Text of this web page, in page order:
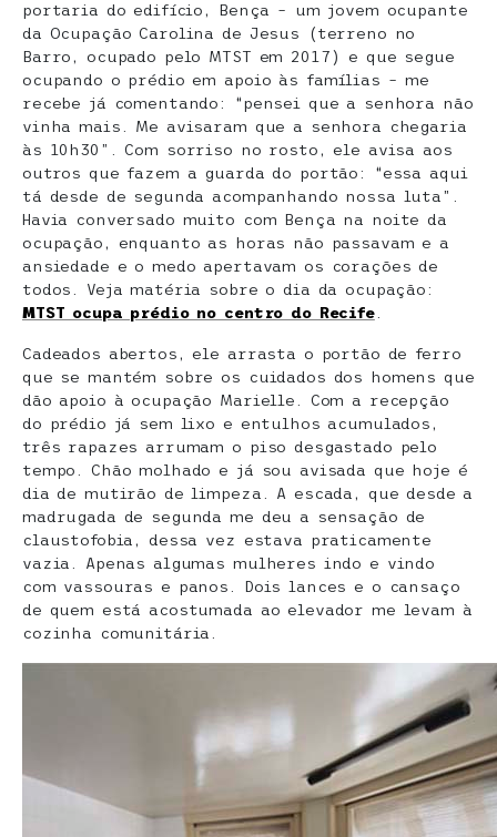
portaria do edifício, Bença – um jovem ocupante
da Ocupação Carolina de Jesus (terreno no
Barro, ocupado pelo MTST em 2017) e que segue
ocupando o prédio em apoio às famílias – me
recebe já comentando: “pensei que a senhora não
vinha mais. Me avisaram que a senhora chegaria
às 10h30”. Com sorriso no rosto, ele avisa aos
outros que fazem a guarda do portão: “essa aqui
tá desde de segunda acompanhando nossa luta”.
Havia conversado muito com Bença na noite da
ocupação, enquanto as horas não passavam e a
ansiedade e o medo apertavam os corações de
todos. Veja matéria sobre o dia da ocupação:
MTST ocupa prédio no centro do Recife.
Cadeados abertos, ele arrasta o portão de ferro
que se mantém sobre os cuidados dos homens que
dão apoio à ocupação Marielle. Com a recepção
do prédio já sem lixo e entulhos acumulados,
três rapazes arrumam o piso desgastado pelo
tempo. Chão molhado e já sou avisada que hoje é
dia de mutirão de limpeza. A escada, que desde a
madrugada de segunda me deu a sensação de
claustofobia, dessa vez estava praticamente
vazia. Apenas algumas mulheres indo e vindo
com vassouras e panos. Dois lances e o cansaço
de quem está acostumada ao elevador me levam à
cozinha comunitária.